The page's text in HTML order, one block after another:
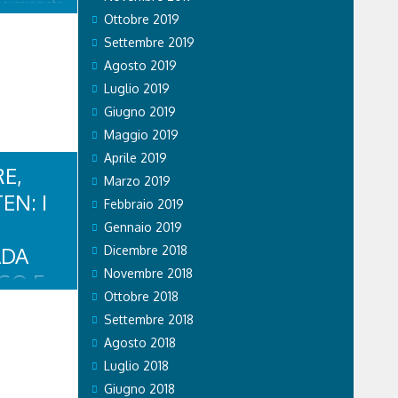
una
I
E
Ottobre 2019
Settembre 2019
Agosto 2019
Luglio 2019
Giugno 2019
Maggio 2019
Aprile 2019
Marzo 2019
Febbraio 2019
Gennaio 2019
Dicembre 2018
Novembre 2018
Ottobre 2018
Settembre 2018
Agosto 2018
Luglio 2018
Giugno 2018